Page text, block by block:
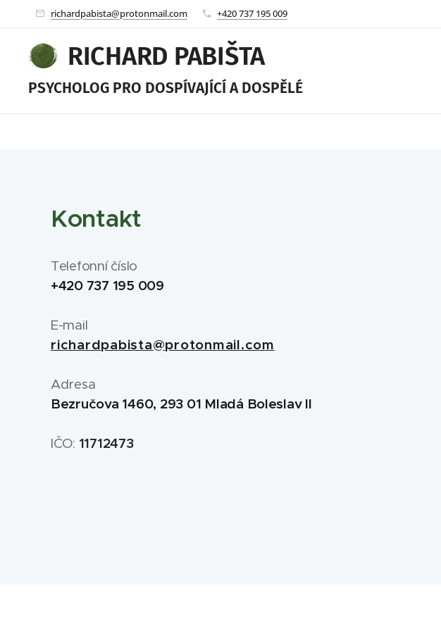
richardpabista@protonmail.com +420 737 195 009
RICHARD PABIŠTA
PSYCHOLOG PRO DOSPÍVAJÍCÍ A DOSPĚLÉ
Kontakt
Telefonní číslo
+420 737 195 009
E-mail
richardpabista@protonmail.com
Adresa
Bezručova 1460, 293 01 Mladá Boleslav II
IČO: 11712473